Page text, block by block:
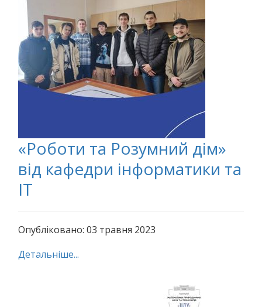
«Роботи та Розумний дім»
від кафедри інформатики та
ІТ
Опубліковано: 03 травня 2023
Детальніше...